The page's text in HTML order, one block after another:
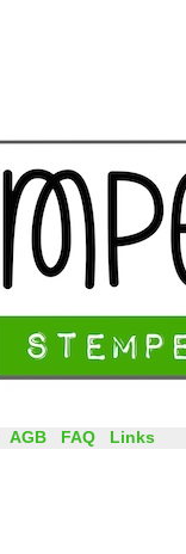
AGB FAQ Links